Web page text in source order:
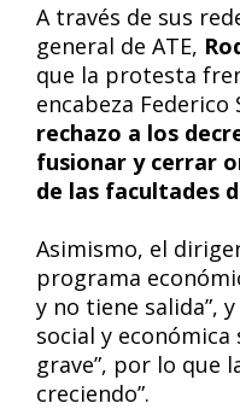
A través de sus
general de ATE,
que la protesta
encabeza Federico
rechazo a los
fusionar y cerrar
de las facultades
Asimismo, el
programa
y no tiene salida”,
social y económica
grave”, por lo que
creciendo”.